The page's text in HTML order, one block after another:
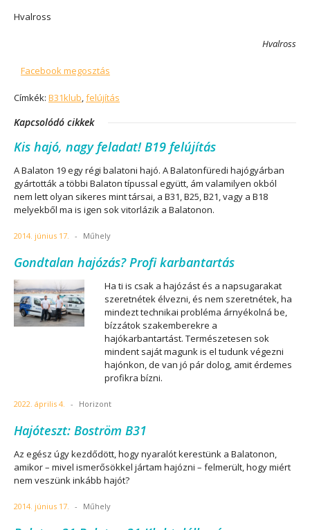
Hvalross
Hvalross
Facebook megosztás
Címkék: B31klub,felújítás
Kapcsolódó cikkek
Kis hajó, nagy feladat! B19 felújítás
A Balaton 19 egy régi balatoni hajó. A Balatonfüredi hajógyárban
gyártották a többi Balaton típussal együtt, ám valamilyen okból
nem lett olyan sikeres mint társai, a B31, B25, B21, vagy a B18
melyekből ma is igen sok vitorlázik a Balatonon.
2014. június 17. - Műhely
Gondtalan hajózás? Profi karbantartás
Ha ti is csak a hajózást és a napsugarakat
szeretnétek élvezni, és nem szeretnétek, ha
mindezt technikai probléma árnyékolná be,
bízzátok szakemberekre a
hajókarbantartást. Természetesen sok
mindent saját magunk is el tudunk végezni
hajónkon, de van jó pár dolog, amit érdemes
profikra bízni.
2022. április 4. - Horizont
Hajóteszt: Boström B31
Az egész úgy kezdődött, hogy nyaralót kerestünk a Balatonon,
amikor – mivel ismerősökkel jártam hajózni – felmerült, hogy miért
nem veszünk inkább hajót?
2014. június 17. - Műhely